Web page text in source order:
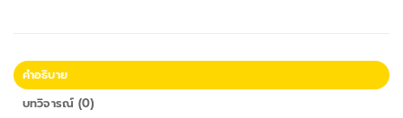
คำอธิบาย
บทวิจารณ์ (0)